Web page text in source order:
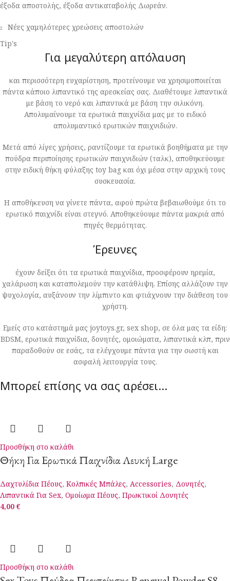
έξοδα αποστολής, έξοδα αντικαταβολής Δωρεάν.
Νέες χαμηλότερες χρεώσεις αποστολών
Tip's
Για μεγαλύτερη απόλαυση
και περισσότερη ευχαρίστηση, προτείνουμε να χρησιμοποιείται
πάντα κάποιο λιπαντικό της αρεσκείας σας. Διαθέτουμε λιπαντικά
με βάση το νερό και λιπαντικά με βάση την σιλικόνη.
Απολυμαίνουμε τα ερωτικά παιχνίδια μας με το ειδικό
απολυμαντικό ερωτικών παιχνιδιών.
Μετά από λίγες χρήσεις, ραντίζουμε τα ερωτικά βοηθήματα με την
πούδρα περιποίησης ερωτικών παιχνιδιών (ταλκ), αποθηκεύουμε
στην ειδική θήκη φύλαξης toy bag και όχι μέσα στην αρχική τους
συσκευασία.
Η αποθήκευση να γίνετε πάντα, αφού πρώτα βεβαιωθούμε ότι το
ερωτικό παιχνίδι είναι στεγνό. Αποθηκεύουμε πάντα μακριά από
πηγές θερμότητας.
Έρευνες
έχουν δείξει ότι τα ερωτικά παιχνίδια, προσφέρουν ηρεμία,
χαλάρωση και καταπολεμούν την κατάθλιψη. Επίσης αλλάζουν την
ψυχολογία, αυξάνουν την λίμπιντο και φτιάχνουν την διάθεση του
χρήστη.
Εμείς στο κατάστημά μας joytoys.gr, sex shop, σε όλα μας τα είδη:
BDSM, ερωτικά παιχνίδια, δονητές, ομοιώματα, λιπαντικά κλπ, πριν
παραδοθούν σε εσάς, τα ελέγχουμε πάντα για την σωστή και
ασφαλή λειτουργία τους.
Μπορεί επίσης να σας αρέσει…
Προσθήκη στο καλάθι
Θήκη Για Ερωτικά Παιχνίδια Λευκή Large
Δαχτυλίδια Πέους, Κολπικές Μπάλες, Accessories, Δονητές,
Λιπαντικά Για Sex, Ομοίωμα Πέους, Πρωκτικοί Δονητές
4,00 €
Προσθήκη στο καλάθι